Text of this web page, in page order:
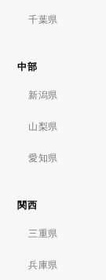
千葉県
中部
新潟県
山梨県
愛知県
関西
三重県
兵庫県